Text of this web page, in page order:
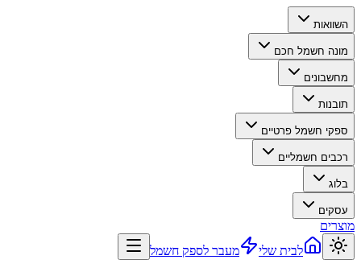
השוואות
מונה חשמל חכם
מחשבונים
תובנות
ספקי חשמל פרטיים
רכבים חשמליים
בלוג
עסקים
מוצרים
לבית שלי
מעבר לספק חשמל